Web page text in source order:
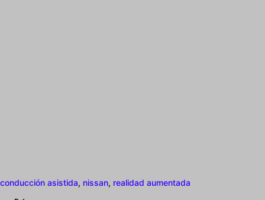
conducción asistida, nissan, realidad aumentada